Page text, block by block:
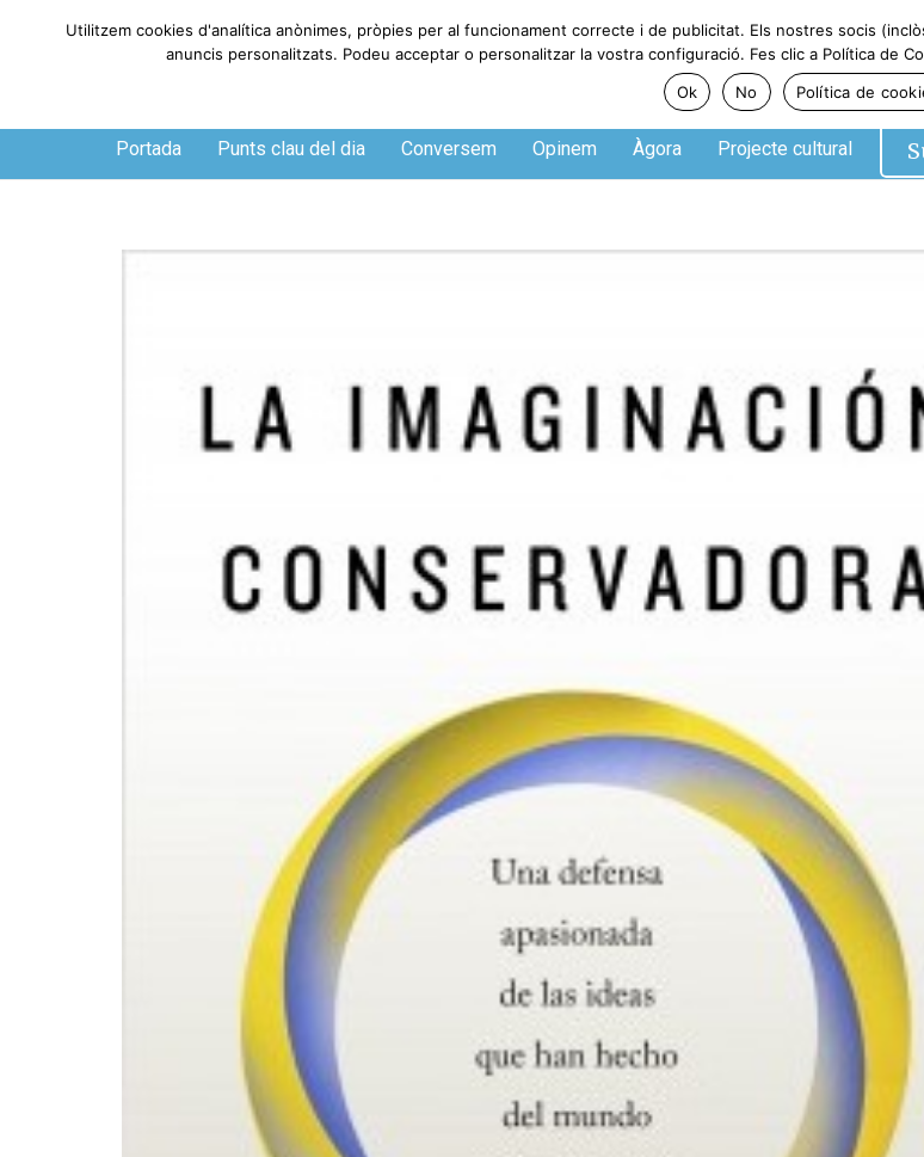
Divendres, 7 de agosto de 2026
Portada Punts clau del dia Conversem Opinem Àgora Projecte cultural
Utilitzem cookies d'analítica anònimes, pròpies per al funcionament correcte i de publicitat. Els nostres socis
anuncis personalitzats. Podeu acceptar o personalitzar la vostra configuració. Fes clic a Política de
Ok
No Política de